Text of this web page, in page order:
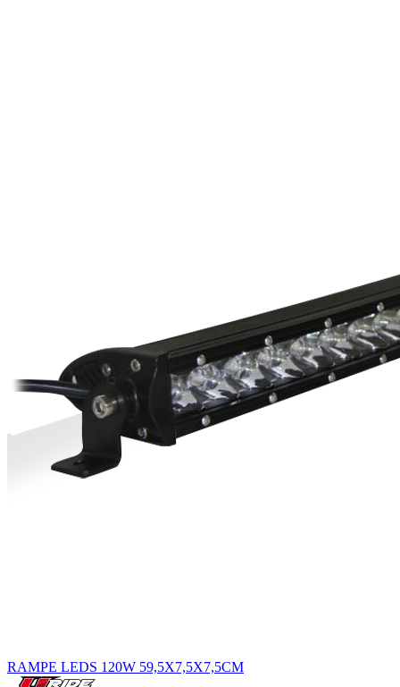
RAMPE LEDS 120W 59,5X7,5X7,5CM